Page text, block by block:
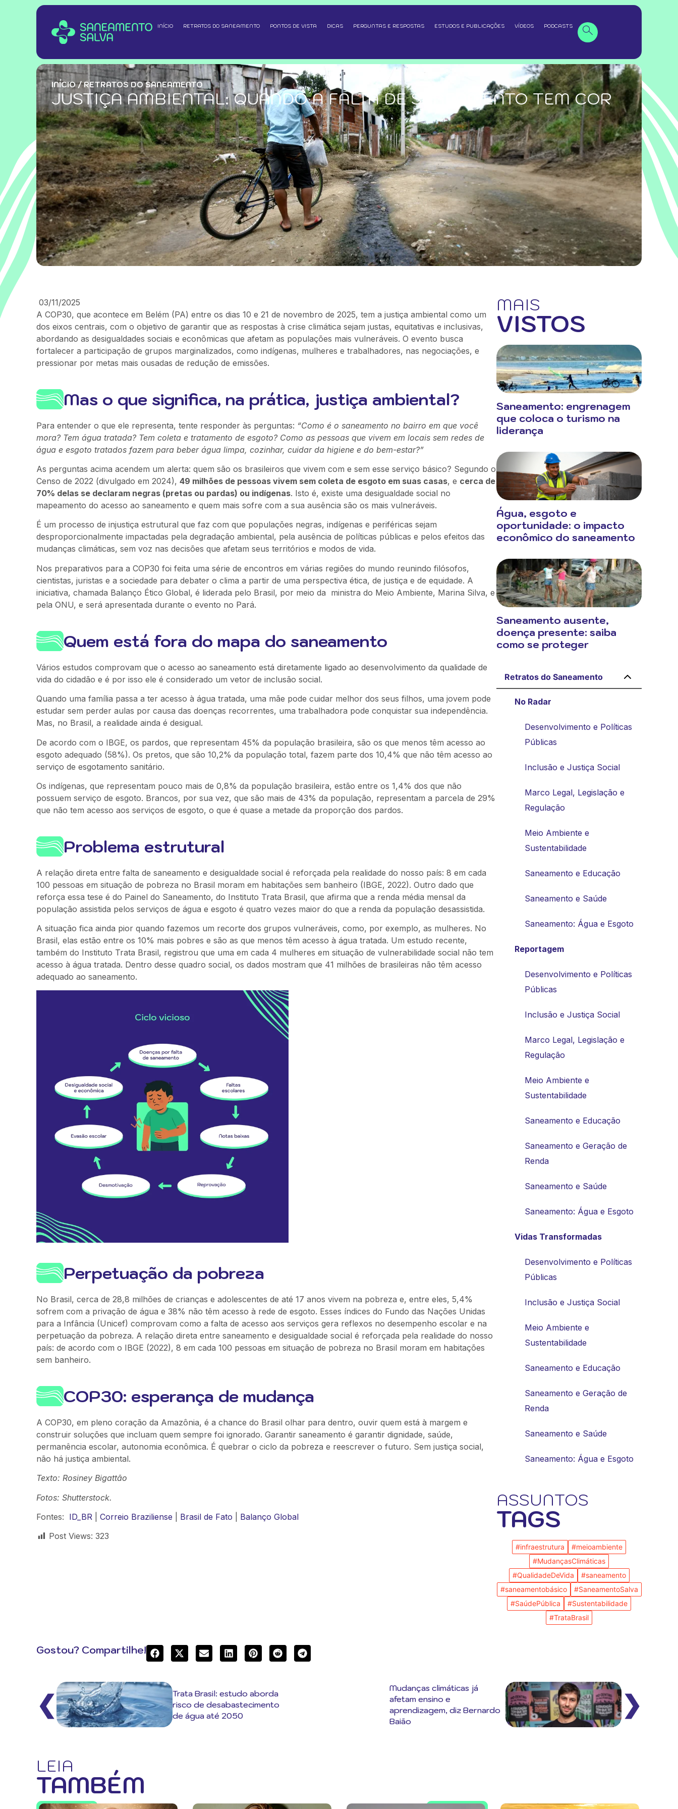
INÍCIO RETRATOS DO SANEAMENTO PONTOS DE VISTA DICAS PERGUNTAS E RESPOSTAS ESTUDOS E PUBLICAÇÕES VÍDEOS PODCASTS
INÍCIO/RETRATOS DO SANEAMENTO
JUSTIÇA AMBIENTAL: QUANDO A FALTA DE SANEAMENTO TEM COR
03/11/2025
A COP30, que acontece em Belém (PA) entre os dias 10 e 21 de novembro de 2025, tem a justiça ambiental como um
dos eixos centrais, com o objetivo de garantir que as respostas à crise climática sejam justas, equitativas e inclusivas,
abordando as desigualdades sociais e econômicas que afetam as populações mais vulneráveis. O evento busca
fortalecer a participação de grupos marginalizados, como indígenas, mulheres e trabalhadores, nas negociações, e
pressionar por metas mais ousadas de redução de emissões.
Mas o que significa, na prática, justiça ambiental?
Para entender o que ele representa, tente responder às perguntas: “Como é o saneamento no bairro em que você
mora? Tem água tratada? Tem coleta e tratamento de esgoto? Como as pessoas que vivem em locais sem redes de
água e esgoto tratados fazem para beber água limpa, cozinhar, cuidar da higiene e do bem-estar?”
As perguntas acima acendem um alerta: quem são os brasileiros que vivem com e sem esse serviço básico? Segundo o
Censo de 2022 (divulgado em 2024), 49 milhões de pessoas vivem sem coleta de esgoto em suas casas, e cerca de
70% delas se declaram negras (pretas ou pardas) ou indígenas. Isto é, existe uma desigualdade social no
mapeamento do acesso ao saneamento e quem mais sofre com a sua ausência são os mais vulneráveis.
É um processo de injustiça estrutural que faz com que populações negras, indígenas e periféricas sejam
desproporcionalmente impactadas pela degradação ambiental, pela ausência de políticas públicas e pelos efeitos das
mudanças climáticas, sem voz nas decisões que afetam seus territórios e modos de vida.
Nos preparativos para a COP30 foi feita uma série de encontros em várias regiões do mundo reunindo filósofos,
cientistas, juristas e a sociedade para debater o clima a partir de uma perspectiva ética, de justiça e de equidade. A
iniciativa, chamada Balanço Ético Global, é liderada pelo Brasil, por meio da ministra do Meio Ambiente, Marina Silva, e
pela ONU, e será apresentada durante o evento no Pará.
Quem está fora do mapa do saneamento
Vários estudos comprovam que o acesso ao saneamento está diretamente ligado ao desenvolvimento da qualidade de
vida do cidadão e é por isso ele é considerado um vetor de inclusão social.
Quando uma família passa a ter acesso à água tratada, uma mãe pode cuidar melhor dos seus filhos, uma jovem pode
estudar sem perder aulas por causa das doenças recorrentes, uma trabalhadora pode conquistar sua independência.
Mas, no Brasil, a realidade ainda é desigual.
De acordo com o IBGE, os pardos, que representam 45% da população brasileira, são os que menos têm acesso ao
esgoto adequado (58%). Os pretos, que são 10,2% da população total, fazem parte dos 10,4% que não têm acesso ao
serviço de esgotamento sanitário.
Os indígenas, que representam pouco mais de 0,8% da população brasileira, estão entre os 1,4% dos que não
possuem serviço de esgoto. Brancos, por sua vez, que são mais de 43% da população, representam a parcela de 29%
que não tem acesso aos serviços de esgoto, o que é quase a metade da proporção dos pardos.
Problema estrutural
A relação direta entre falta de saneamento e desigualdade social é reforçada pela realidade do nosso país: 8 em cada
100 pessoas em situação de pobreza no Brasil moram em habitações sem banheiro (IBGE, 2022). Outro dado que
reforça essa tese é do Painel do Saneamento, do Instituto Trata Brasil, que afirma que a renda média mensal da
população assistida pelos serviços de água e esgoto é quatro vezes maior do que a renda da população desassistida.
A situação fica ainda pior quando fazemos um recorte dos grupos vulneráveis, como, por exemplo, as mulheres. No
Brasil, elas estão entre os 10% mais pobres e são as que menos têm acesso à água tratada. Um estudo recente,
também do Instituto Trata Brasil, registrou que uma em cada 4 mulheres em situação de vulnerabilidade social não tem
acesso à água tratada. Dentro desse quadro social, os dados mostram que 41 milhões de brasileiras não têm acesso
adequado ao saneamento.
Perpetuação da pobreza
No Brasil, cerca de 28,8 milhões de crianças e adolescentes de até 17 anos vivem na pobreza e, entre eles, 5,4%
sofrem com a privação de água e 38% não têm acesso à rede de esgoto. Esses índices do Fundo das Nações Unidas
para a Infância (Unicef) comprovam como a falta de acesso aos serviços gera reflexos no desempenho escolar e na
perpetuação da pobreza. A relação direta entre saneamento e desigualdade social é reforçada pela realidade do nosso
país: de acordo com o IBGE (2022), 8 em cada 100 pessoas em situação de pobreza no Brasil moram em habitações
sem banheiro.
COP30: esperança de mudança
A COP30, em pleno coração da Amazônia, é a chance do Brasil olhar para dentro, ouvir quem está à margem e
construir soluções que incluam quem sempre foi ignorado. Garantir saneamento é garantir dignidade, saúde,
permanência escolar, autonomia econômica. É quebrar o ciclo da pobreza e reescrever o futuro. Sem justiça social,
não há justiça ambiental.
Texto: Rosiney Bigattão
Fotos: Shutterstock.
Fontes: ID_BR Correio Braziliense Brasil de Fato
Balanço Global
Post Views: 323
MAIS
VISTOS
Saneamento: engrenagem
que coloca o turismo na
liderança
Água, esgoto e
oportunidade: o impacto
econômico do saneamento
Saneamento ausente,
doença presente: saiba
como se proteger
Retratos do Saneamento
No Radar
Desenvolvimento e Políticas
Públicas
Inclusão e Justiça Social
Marco Legal, Legislação e
Regulação
Meio Ambiente e
Sustentabilidade
Saneamento e Educação
Saneamento e Saúde
Saneamento: Água e Esgoto
Reportagem
Desenvolvimento e Políticas
Públicas
Inclusão e Justiça Social
Marco Legal, Legislação e
Regulação
Meio Ambiente e
Sustentabilidade
Saneamento e Educação
Saneamento e Geração de
Renda
Saneamento e Saúde
Saneamento: Água e Esgoto
Vidas Transformadas
Desenvolvimento e Políticas
Públicas
Inclusão e Justiça Social
Meio Ambiente e
Sustentabilidade
Saneamento e Educação
Saneamento e Geração de
Renda
Saneamento e Saúde
Saneamento: Água e Esgoto
ASSUNTOS
TAGS
#infraestrutura
#meioambiente
#MudançasClimáticas
#QualidadeDeVida
#saneamento
#saneamentobásico
#SaneamentoSalva
#SaúdePública
#Sustentabilidade
#TrataBrasil
Gostou? Compartilhe!
❮
Trata Brasil: estudo aborda
risco de desabastecimento
de água até 2050
Mudanças climáticas já
afetam ensino e
aprendizagem, diz Bernardo
Baião
❯
LEIA
TAMBÉM